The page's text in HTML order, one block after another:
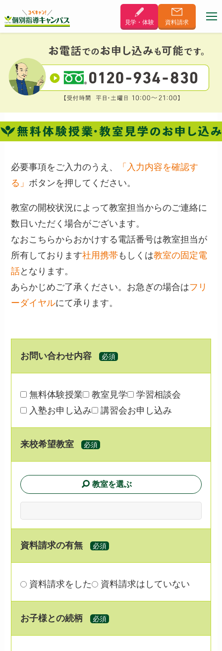
見学・体験 資料請求
必要事項をご入力のうえ、
「入力内容を確認す
る」 ボタンを押してください。
教室の開校状況によって教室担当からのご連絡に
数日いただく場合がございます。
なおこちらからおかけする電話番号は教室担当が
所有しております社用携帯 もしくは教室の固定電
話となります。
あらかじめご了承ください。お急ぎの場合はフリ
ーダイヤルにて承ります。
お問い合わせ内容 必須
無料体験授業 教室見学
学習相談会
入塾お申し込み
講習会お申し込み
来校希望教室 必須
教室を選ぶ
資料請求の有無 必須
資料請求をした 資料請求はしていない
お子様との続柄 必須